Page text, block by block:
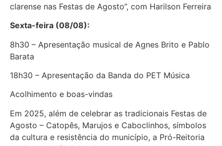
clarense nas Festas de Agosto”, com Harilson Ferreira
Sexta-feira (08/08):
8h30 – Apresentação musical de Agnes Brito e Pablo
Barata
18h30 – Apresentação da Banda do PET Música
Acolhimento e boas-vindas
Em 2025, além de celebrar as tradicionais Festas de
Agosto – Catopês, Marujos e Caboclinhos, símbolos
da cultura e resistência do município, a Pró-Reitoria